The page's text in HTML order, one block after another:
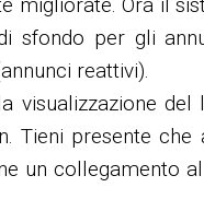
sfondo per gli
reattivi).
visualizzazione
Tieni presente
un